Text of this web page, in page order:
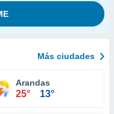
Más ciudades
Arandas
25° 13°